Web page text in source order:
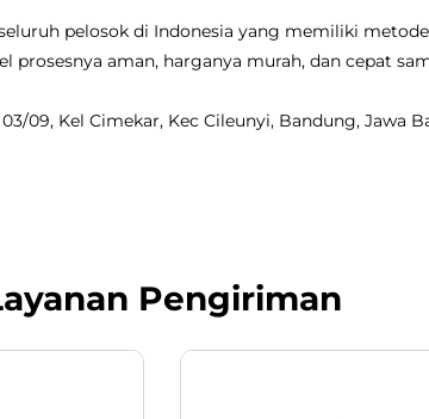
pelosok di Indonesia yang memiliki
prosesnya aman, harganya murah, dan cepat
09, Kel Cimekar, Kec Cileunyi, Bandung, Jawa
Pengiriman